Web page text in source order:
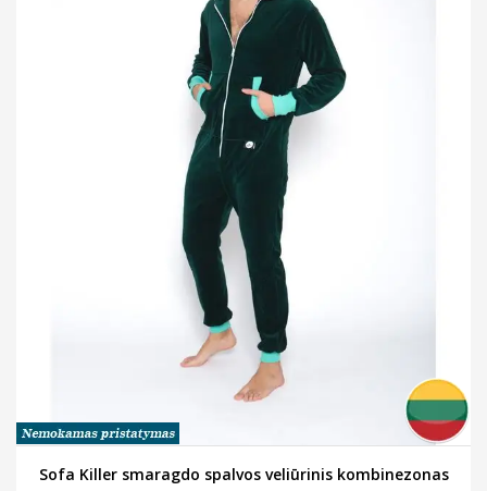
Sofa Killer smaragdo spalvos veliūrinis kombinezonas